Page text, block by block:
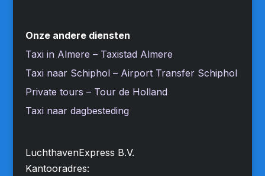
Onze andere diensten
Taxi in Almere – Taxistad Almere
Taxi naar Schiphol – Airport Transfer Schiphol
Private tours – Tour de Holland
Taxi naar dagbesteding
LuchthavenExpress B.V.
Kantooradres: